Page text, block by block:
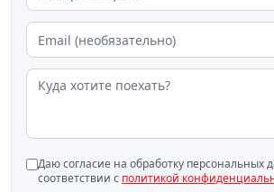
Даю согласие на обработку персональных
соответствии с политикой